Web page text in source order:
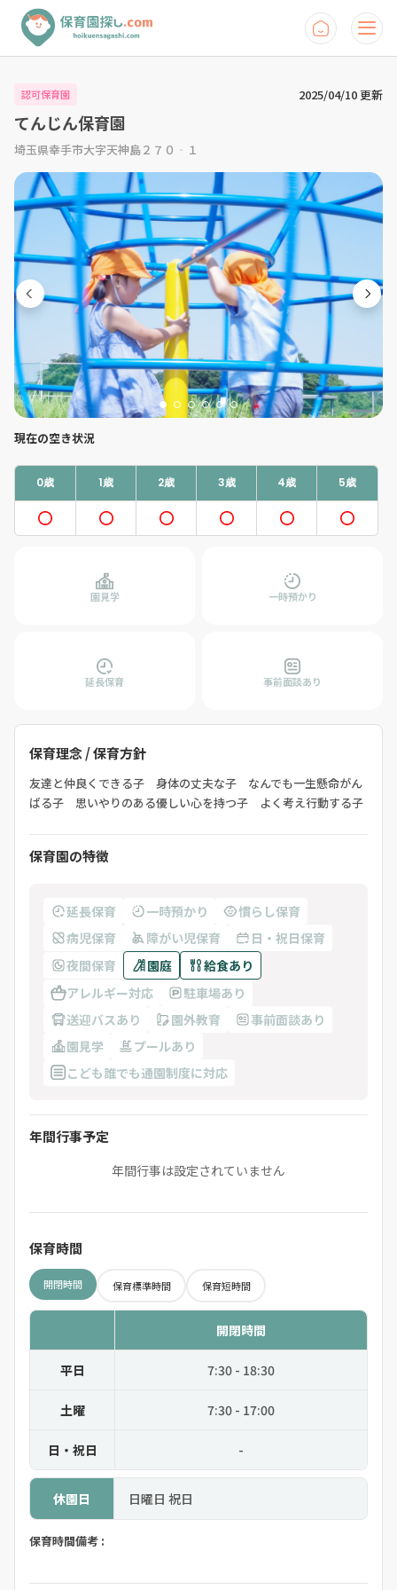
認可保育園 2025/04/10 更新
てんじん保育園
埼玉県幸手市大字天神島２７０‐１
現在の空き状況
0歳 1歳 2歳 3歳 4歳 5歳
園見学 一時預かり
延長保育 事前面談あり
保育理念 / 保育方針
友達と仲良くできる子 身体の丈夫な子 なんでも一生懸命がん
ばる子 思いやりのある優しい心を持つ子 よく考え行動する子
保育園の特徴
延長保育 一時預かり
慣らし保育
病児保育
障がい児保育
日・祝日保育
夜間保育
園庭
給食あり
アレルギー対応
駐車場あり
送迎バスあり
園外教育
事前面談あり
園見学
プールあり
こども誰でも通園制度に対応
年間行事予定
年間行事は設定されていません
保育時間
開閉時間 保育標準時間 保育短時間
開閉時間
平日 7:30 - 18:30
土曜 7:30 - 17:00
日・祝日 -
休園日 日曜日 祝日
保育時間備考 :